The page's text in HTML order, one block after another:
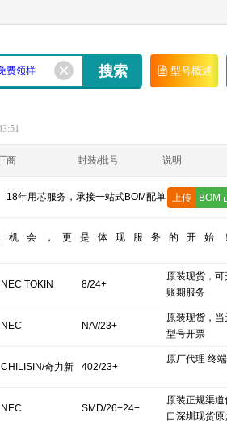
费领样 型号概述
商 封装/批号 说明
18年用芯服务，承接一站式BOM配单 上传 BOM
机会，更是体现服务的开始
NEC TOKIN 8/24+
原装现货，
账期服务
NEC NA//23+
原装现货，
型号开票
CHILISIN/奇力新 402/23+
原厂代理 终
NEC SMD/26+24+
原装正规渠
口深圳现货